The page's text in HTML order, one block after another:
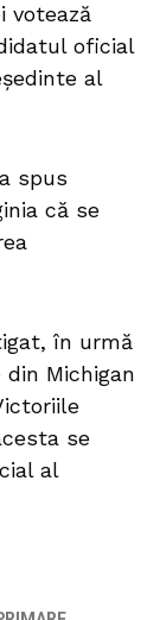
votează
oficial
al
spus
că se
în urmă
Michigan
se
al